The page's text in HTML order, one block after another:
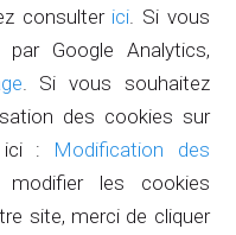
consulter ici . Si vous
Google Analytics,
. Si vous souhaitez
des cookies sur
ici : Modification des
les cookies
site, merci de cliquer